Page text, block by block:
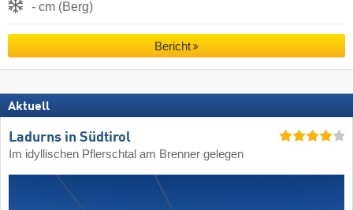
- cm (Berg)
Bericht
Aktuell
Ladurns in Südtirol
Im idyllischen Pflerschtal am Brenner gelegen